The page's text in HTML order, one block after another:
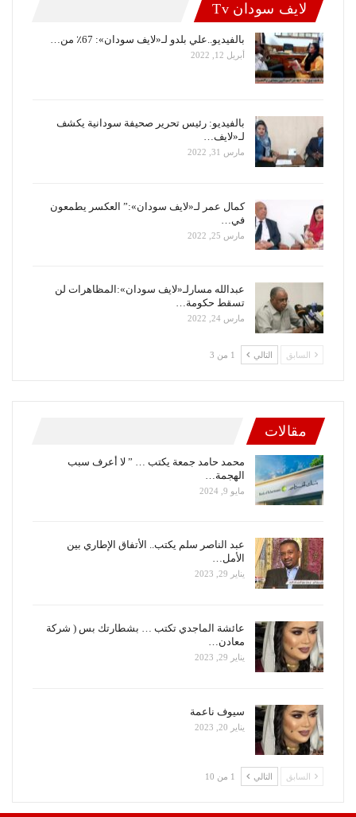
لايف سودان Tv
بالفيديو..علي بلدو لـ«لايف سودان»: 67٪ من…
أبريل 12, 2022
بالفيديو: رئيس تحرير صحيفة سودانية يكشف
لـ«لايف…
مارس 31, 2022
كمال عمر لـ«لايف سودان»:” العكسر يطمعون
في…
مارس 25, 2022
عبدالله مسارلـ«لايف سودان»:المظاهرات لن
تسقط حكومة…
مارس 24, 2022
السابق التالي 1 من 3
مقالات
محمد حامد جمعة يكتب … ” لا أعرف سبب
الهجمة…
مايو 9, 2024
عبد الناصر سلم يكتب.. الأتفاق الإطاري بين
الأمل…
يناير 29, 2023
عائشة الماجدي تكتب … بشطارتك بس ( شركة
معادن…
يناير 29, 2023
سيوف ناعمة
يناير 20, 2023
السابق التالي 1 من 10